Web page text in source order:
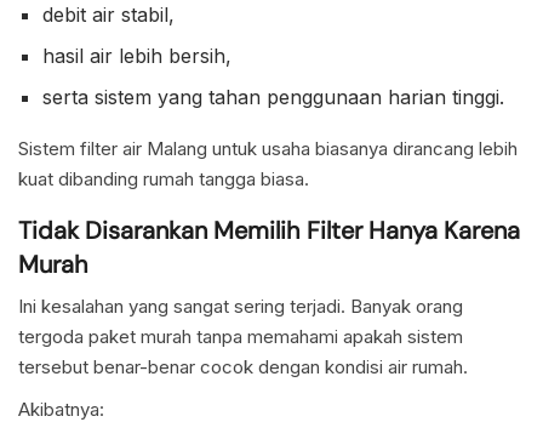
debit air stabil,
hasil air lebih bersih,
serta sistem yang tahan penggunaan harian tinggi.
Sistem filter air Malang untuk usaha biasanya dirancang lebih
kuat dibanding rumah tangga biasa.
Tidak Disarankan Memilih Filter Hanya Karena
Murah
Ini kesalahan yang sangat sering terjadi. Banyak orang
tergoda paket murah tanpa memahami apakah sistem
tersebut benar-benar cocok dengan kondisi air rumah.
Akibatnya: